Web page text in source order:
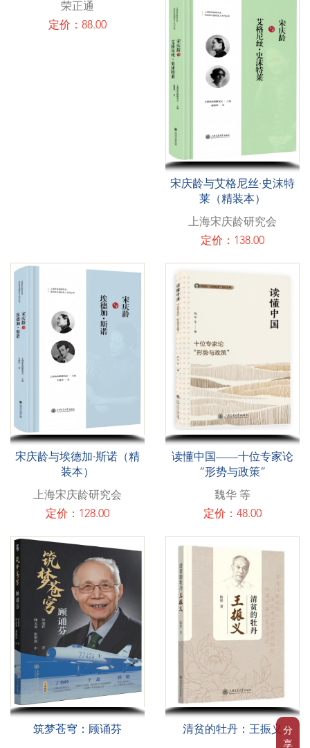
分
享
荣正通
定价：88.00
宋庆龄与艾格尼丝·史沫特
莱（精装本）
上海宋庆龄研究会
定价：138.00
宋庆龄与埃德加·斯诺（精
装本）
上海宋庆龄研究会
定价：128.00
读懂中国——十位专家论
“形势与政策”
魏华 等
定价：48.00
筑梦苍穹：顾诵芬 清贫的牡丹：王振义